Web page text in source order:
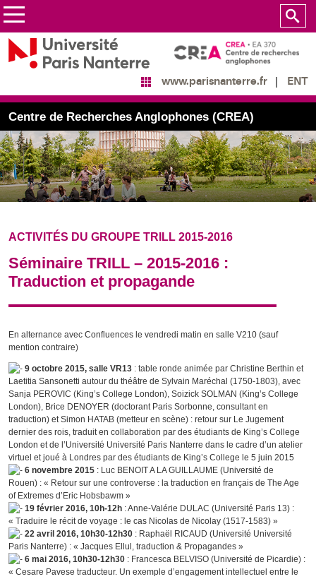
www.parisnanterre.fr ENT
Centre de Recherches Anglophones (CREA)
ACTIVITÉS DU GROUPE TRILL 2015-2016
Séminaire TRILL – 2015-2016 :
Traduction et propagande
En alternance avec Confluences le vendredi matin en salle V210 (sauf
mention contraire)
9 octobre 2015, salle VR13 : table ronde animée par Christine Berthin et
Laetitia Sansonetti autour du théâtre de Sylvain Maréchal (1750-1803), avec
Sanja PEROVIC (King’s College London), Soizick SOLMAN (King’s College
London), Brice DENOYER (doctorant Paris Sorbonne, consultant en
traduction) et Simon HATAB (metteur en scène) : retour sur Le Jugement
dernier des rois, traduit en collaboration par des étudiants de King’s College
London et de l’Université Université Paris Nanterre dans le cadre d’un atelier
virtuel et joué à Londres par des étudiants de King’s College le 5 juin 2015
6 novembre 2015 : Luc BENOIT A LA GUILLAUME (Université de
Rouen) : « Retour sur une controverse : la traduction en français de The Age
of Extremes d’Eric Hobsbawm »
19 février 2016, 10h-12h : Anne-Valérie DULAC (Université Paris 13) :
« Traduire le récit de voyage : le cas Nicolas de Nicolay (1517-1583) »
22 avril 2016, 10h30-12h30 : Raphaël RICAUD (Université Université
Paris Nanterre) : « Jacques Ellul, traduction & Propagandes »
6 mai 2016, 10h30-12h30 : Francesca BELVISO (Université de Picardie) :
« Cesare Pavese traducteur. Un exemple d’engagement intellectuel entre le